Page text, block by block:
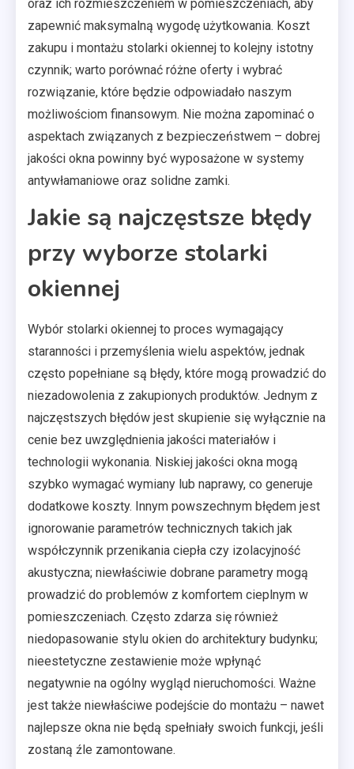
oraz ich rozmieszczeniem w pomieszczeniach, aby
zapewnić maksymalną wygodę użytkowania. Koszt
zakupu i montażu stolarki okiennej to kolejny istotny
czynnik; warto porównać różne oferty i wybrać
rozwiązanie, które będzie odpowiadało naszym
możliwościom finansowym. Nie można zapominać o
aspektach związanych z bezpieczeństwem – dobrej
jakości okna powinny być wyposażone w systemy
antywłamaniowe oraz solidne zamki.
Jakie są najczęstsze błędy
przy wyborze stolarki
okiennej
Wybór stolarki okiennej to proces wymagający
staranności i przemyślenia wielu aspektów, jednak
często popełniane są błędy, które mogą prowadzić do
niezadowolenia z zakupionych produktów. Jednym z
najczęstszych błędów jest skupienie się wyłącznie na
cenie bez uwzględnienia jakości materiałów i
technologii wykonania. Niskiej jakości okna mogą
szybko wymagać wymiany lub naprawy, co generuje
dodatkowe koszty. Innym powszechnym błędem jest
ignorowanie parametrów technicznych takich jak
współczynnik przenikania ciepła czy izolacyjność
akustyczna; niewłaściwie dobrane parametry mogą
prowadzić do problemów z komfortem cieplnym w
pomieszczeniach. Często zdarza się również
niedopasowanie stylu okien do architektury budynku;
nieestetyczne zestawienie może wpłynąć
negatywnie na ogólny wygląd nieruchomości. Ważne
jest także niewłaściwe podejście do montażu – nawet
najlepsze okna nie będą spełniały swoich funkcji, jeśli
zostaną źle zamontowane.